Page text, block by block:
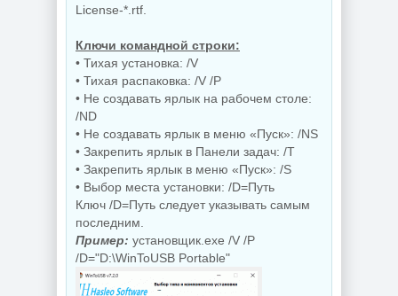
Windows 10
Enterprise 2019
LTSC Full Июль
2026
Windows 11 Pro
26H1 Build
28120.2546 by
Windows 11 25H2
Build 26200.8655
NEW
Windows 10 LTSC
2019 x64 WPI by
License-*.rtf.
Ключи командной строки:
• Тихая установка: /V
• Тихая распаковка: /V /P
• Не создавать ярлык на рабочем столе:
/ND
• Не создавать ярлык в меню «Пуск»: /NS
• Закрепить ярлык в Панели задач: /T
• Закрепить ярлык в меню «Пуск»: /S
• Выбор места установки: /D=Путь
Ключ /D=Путь следует указывать самым
последним.
Пример: установщик.exe /V /P
/D="D:\WinToUSB Portable"